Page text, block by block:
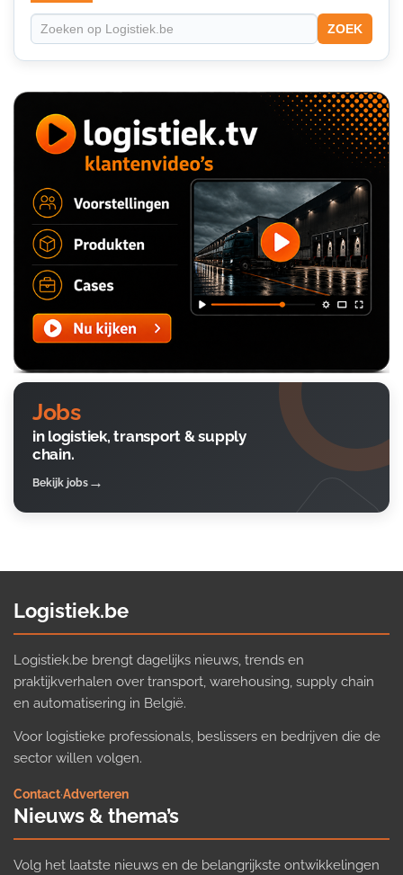
ZOEK
Jobs
in logistiek, transport & supply
chain.
Bekijk jobs
Logistiek.be
Logistiek.be brengt dagelijks nieuws, trends en
praktijkverhalen over transport, warehousing, supply chain
en automatisering in België.
Voor logistieke professionals, beslissers en bedrijven die de
sector willen volgen.
Contact·Adverteren
Nieuws & thema’s
Volg het laatste nieuws en de belangrijkste ontwikkelingen